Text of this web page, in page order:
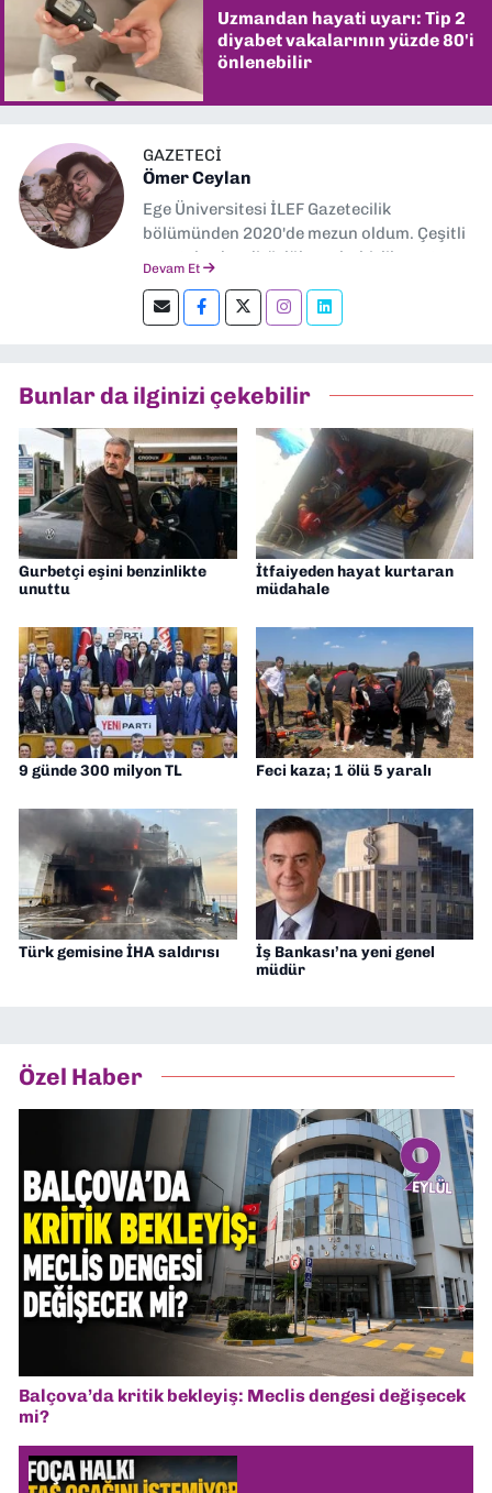
Uzmandan hayati uyarı: Tip 2
diyabet vakalarının yüzde 80'i
önlenebilir
GAZETECİ
Ömer Ceylan
Ege Üniversitesi İLEF Gazetecilik
bölümünden 2020'de mezun oldum. Çeşitli
gazetelerde editörlük, muhabirlik yaptım.
editörlük yapıyorum.
Devam Et
Bunlar da ilginizi çekebilir
Gurbetçi eşini benzinlikte
unuttu
İtfaiyeden hayat kurtaran
müdahale
9 günde 300 milyon TL Feci kaza; 1 ölü 5 yaralı
Türk gemisine İHA saldırısı
İş Bankası’na yeni genel
müdür
Özel Haber
Balçova’da kritik bekleyiş: Meclis dengesi değişecek
mi?